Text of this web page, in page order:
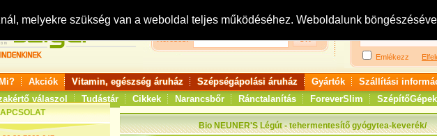
melyekre szükség van a weboldal teljes működéséhez. Weboldalunk
Keresés:
Bejelentkezés:
Emlékezz
Akciók Vitamin, egészség áruház Szépségápolási áruház Gyártók Szállítási
válaszol Tudástár Cikkek Narancsbőr Ránctalanítás ForeverSlim SzépítőGépek
Bio NEUNER'S Légút - tehermentesítő gyógytea-keverék/